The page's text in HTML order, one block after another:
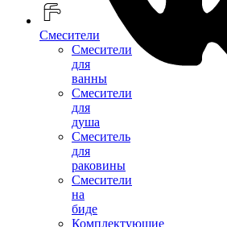
Смесители
Смесители
для
ванны
Смесители
для
душа
Смеситель
для
раковины
Смесители
на
биде
Комплектующие